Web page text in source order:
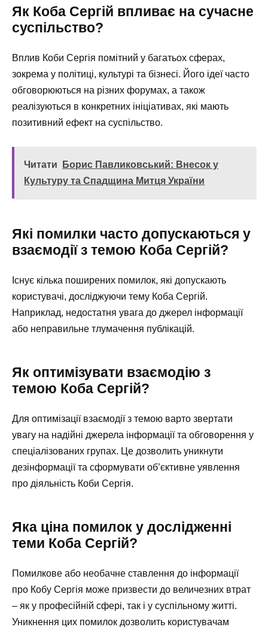
Як Коба Сергій впливає на сучасне
суспільство?
Вплив Коби Сергія помітний у багатьох сферах,
зокрема у політиці, культурі та бізнесі. Його ідеї часто
обговорюються на різних форумах, а також
реалізуються в конкретних ініціативах, які мають
позитивний ефект на суспільство.
Читати
Борис Павликовський: Внесок у
Культуру та Спадщина Митця України
Які помилки часто допускаються у
взаємодії з темою Коба Сергій?
Існує кілька поширених помилок, які допускають
користувачі, досліджуючи тему Коба Сергій.
Наприклад, недостатня увага до джерел інформації
або неправильне тлумачення публікацій.
Як оптимізувати взаємодію з
темою Коба Сергій?
Для оптимізації взаємодії з темою варто звертати
увагу на надійні джерела інформації та обговорення у
спеціалізованих групах. Це дозволить уникнути
дезінформації та сформувати об’єктивне уявлення
про діяльність Коби Сергія.
Яка ціна помилок у дослідженні
теми Коба Сергій?
Помилкове або необачне ставлення до інформації
про Кобу Сергія може призвести до величезних втрат
– як у професійній сфері, так і у суспільному житті.
Уникнення цих помилок дозволить користувачам